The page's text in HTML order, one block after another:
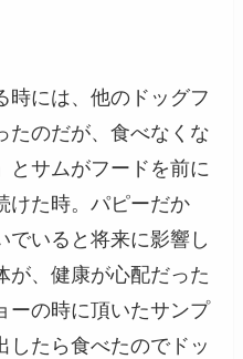
時には、他のドッグフ
たのだが、食べなくな
とサムがフードを前に
けた時。パピーだか
でいると将来に影響し
が、健康が心配だった
ーの時に頂いたサンプ
したら食べたのでドッ